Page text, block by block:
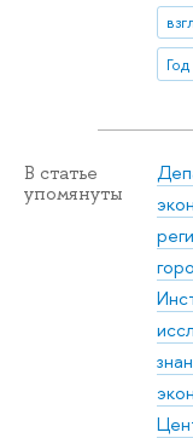
В статье
упомянуты